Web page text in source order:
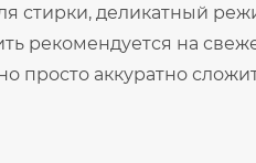
стирки, деликатный
рекомендуется на
просто аккуратно